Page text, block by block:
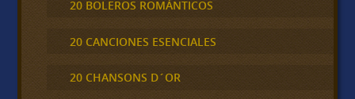
20 BOLEROS ROMÁNTICOS
20 CANCIONES ESENCIALES
20 CHANSONS D´OR